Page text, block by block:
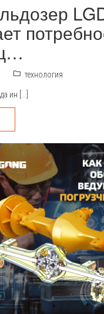
технология
ин […]